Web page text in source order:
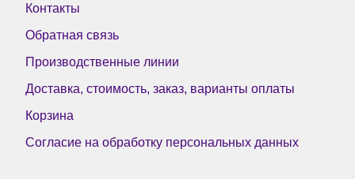
Контакты
Обратная связь
Производственные линии
Доставка, стоимость, заказ, варианты оплаты
Корзина
Согласие на обработку персональных данных